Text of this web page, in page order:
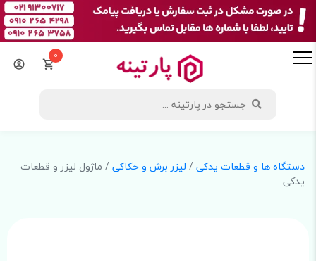
0
دستگاه ها و قطعات یدکی/ لیزر برش و حکاکی/ ماژول لیزر و قطعات
یدکی